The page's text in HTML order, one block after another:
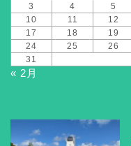
3
4 5
10
11 12
17
18 19
24
25 26
31
« 2月